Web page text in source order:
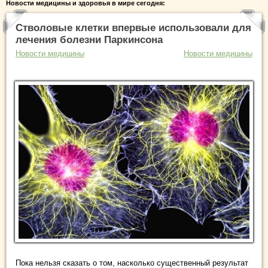
Новости медицины и здоровья в мире сегодня:
Стволовые клетки впервые использовали для
лечения болезни Паркинсона
Новости медицины Новости медицины
Пока нельзя сказать о том, насколько существенный результат